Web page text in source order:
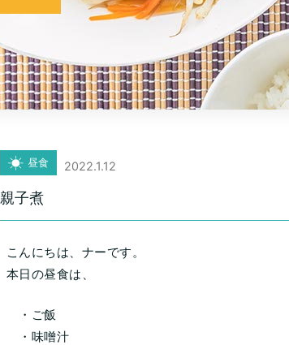
昼食 2022.1.12
親子煮
こんにちは、ナーです。
本日の昼食は、
・ご飯
・味噌汁